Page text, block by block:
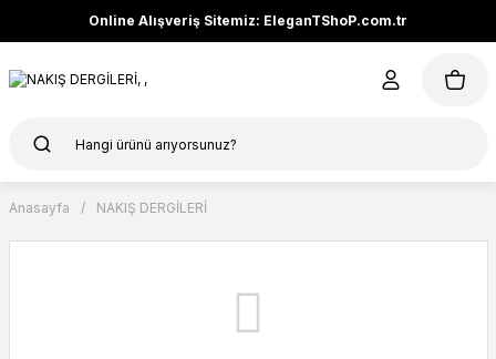
Online Alışveriş Sitemiz: EleganTShoP.com.tr
Anasayfa NAKIŞ DERGİLERİ